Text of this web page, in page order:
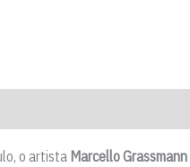
o artista Marcello Grassmann